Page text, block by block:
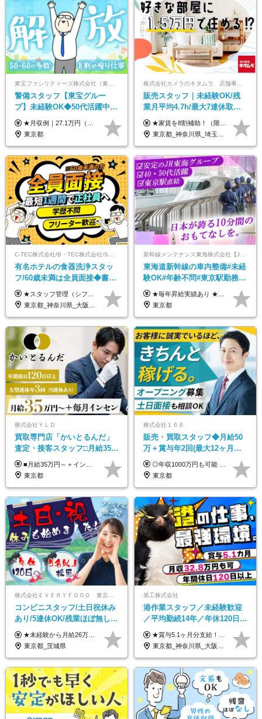
東宝ファシリティーズ株式会社（東宝株式会社100％出資）
警備スタッフ【東宝グルー
プ】未経験OK◆50代活躍中
◆1勤務で2日分休み◆8割が座
り仕事◆賞与年2回
★月収例｜27.1万円（月給+残業代2.4万円+資格手当0.2万円+家族手当0.85万円） ★賞与年2回＆充実した手当あり！ ■月給23万6,500円～＋賞与年2回＋各種手当 ┗月給には職務手当19,500円、調整手当15,000円、住宅手当18,500円、契約社員手当1,500円を含みます ※試用期間4ヶ月(期間中の給与・待遇の差異はありません) ━━━━━━━━━━ 各種手当も充実！ ━━━━━━━━━━ ★家族手当 ★役付手当 ★資格手当 ★年末年始勤務手当 ★交通費支給（月5万円以内／6ヶ月分の定期代を支給） ★残業・深夜残業手当（全額支給） ━━━━━━━━━━ 給与支給日は毎月25日です ━━━━━━━━━━ 例：1月1日付入社の場合 1月25日に基本給+変動しない手当を支給 2月25日に前月分の残業手当など変動する手当を支給
東京都
株式会社カメラのキタムラ 店舗事業部【カメラのキタムラ】
販売スタッフ｜未経験OK/残
業月平均4.7h/最大7連休取得
可/全国募集/家賃8割を会社が
負担/賞与年2回
★家賃を8割補助！（限度額は地域により異なる） ※転勤による引っ越しが発生する場合 ＝＝＝＝＝＝＝＝＝＝＝＝＝＝＝＝＝＝＝＝＝＝＝ 例えば、家賃7.5万円なら6万円は会社で負担。 あなたが支払うのは、たったの1.5万円です！ 年間では自己負担額が約72万ほどお得になります！ ＝＝＝＝＝＝＝＝＝＝＝＝＝＝＝＝＝＝＝＝＝＝＝ 月給22万8,700円～26万3,100円＋賞与年2回（初回の支給は当社規定による）＋残業手当 ＜実際の給与例＞ *24歳:月給23万4,700円＋賞与年2回（初回の支給は当社規定による）＋残業手当＋諸手当 ※上記はあくまで参考月給です。ご経歴・年齢を考慮し、当社規定により決定します ※評価により昇給あり ※残業代は別途支給あり ※試用期間2ヶ月あり（期間中の給与・待遇に差異はありません） 【実在する社員の年収モデル】 年収530万円（30歳） 年収820万円（40歳） 【入社時の想定年収】 330万円～900万円
東京都_神奈川県_埼玉県_千葉県_大阪府_愛知県_北海道_青森県_宮城県_秋田県_山形県_茨城県_群馬県_新潟県_長野県_富山県_静岡県_三重県_兵庫県_京都府_広島県_岡山県_鳥取県_山口県_徳島県_香川県_愛媛県_福岡県_熊本県_佐賀県_長崎県_大分県_宮崎県_鹿児島県
有名ホテルの食器洗浄スタッ
フ/60歳未満は全員面接◆書類
選考なし◆ブランクOK◆月25
万～ ◆40～50代活躍
★スタッフ管理（シフト調整など）の経験があれば【月給28万円以上】 ★賞与支給実績：基本給の2ヶ月分～3ヶ月分 ＝＝ライフスタイルに合わせて働き方を選べます＝＝ ■正社員 ＜未経験者＞月給25万円～35万円＋賞与年2回 ＜経験者＞月給28万円～35万円＋賞与年2回 ※経験やスキルに応じて決定します ※残業代全額支給 ※試用期間（3ヶ月間）中の雇用形態や待遇に差異はありません ※正社員の場合、転勤の可能性あり ■契約社員 月給22万円～＋残業代全額支給 ※契約社員の場合、賞与の支給および転勤の可能性はありません ※勤務時間や勤務日数の希望があればご相談に応じます ※試用期間なし ※契約の更新 有(勤務状況により判断する) 更新上限 有(通算契約期間の上限 1年/更新回数の上限 なし)
東京都_神奈川県_大阪府_愛知県_北海道_京都府_福岡県_沖縄県
東海道新幹線の車内整備#未経
験OK#年齢不問#東京駅勤務
#59歳まで正社員登用可＆登用
実績多数！
★毎年昇給実績あり ★入社3年で430万円も可(正社員登用された場合) ■入社時月収例：25万2840円(1万2040円×21日)＋賞与支給実績有（年2回・2025年度） 日給1万2040円 ※別途「超過勤務手当、祝繁手当、特殊手当」の支給有 ※試用期間中（2ヶ月）の待遇・雇用形態に差異はございません
東京都
株式会社ＹＬＤ
買取専⾨店「かいとるんだ」
査定・接客スタッフ□⽉給35万
円以上＋毎⽉インセン□年休
120日以上□土日休み
■月給35万円～＋インセンティブ＋各種手当 ※固定残業代（月45時間分87,600円～）を含む。超過した場合は別途残業代を支給いたします ※経験・年齢などを考慮の上、決定します ※試用期間3ヶ月あり（待遇に変動なし）
東京都
株式会社１６６
販売・買取スタッフ◆月給50
万＋賞与年2回(最大12ヶ月分
支給)◆前職給与保証◆年収
1000万可◆オープニング
◎年収1000万円も可能 ◎複雑な条件やノルマは一切なし！ 頑張った分だけシンプルに還元される給与体系です。 経験者の方には「前職給与保証」をお約束します！ ■月給50万円～80万円（役職手当を含む） ★平均月収：60～70万円程度 ★「〇件以上で支給」といった複雑な条件やノルマの縛りは一切ありません。 お客様に寄り添い、利益が出た分はしっかりとあなたの給与へ還元します！ ※経験・能力を考慮のうえ決定します。 ※試用期間3ヶ月あり。その間の待遇・給与に差異はありません。 ※上記の金額は固定残業代（20時間/5万円～）含んだ金額です。 超過分は別途記載します。
東京都
株式会社ＥＶＥＲＹＦＯＯＤ 東京本社
コンビニスタッフ/土日祝休み
あり/5連休OK/残業ほぼ無し/
賞与年2回/トイレ掃除・夜勤
無し/面接1回
★未経験から月給26万円スタート！ ★毎年1回（12月）の昇給＋賞与（年2回）で給与にしっかり反映！ 月給26万円＋賞与年2回＋交通費全額支給 ※リーダー・店長昇格後は基本給2万円UP＋役職手当支給 ※経験・スキルを考慮の上、決定します ※上記金額には固定残業代（21時間分・3万7300円以上）を含みます。超過分は別途全額支給します ※試用期間3ヶ月間あり（期間中の給与・待遇に差異はありません）
東京都_茨城県
第工株式会社
港作業スタッフ／未経験歓迎
／平均勤続14年／年休120日以
上／食事手当・家族手当あり
／賞与5.1ヶ月分
★賞与5.1ヶ月分支給！ ★入社3年目・30代で年収730万円の先輩も活躍中！ ★入社1年目・20代で月収29万円の実績あり 月給：22.5万円～30.5万円＋各種手当＋賞与年2回＋残業代全額支給 ※経験・能力などを考慮のうえ決定します ※上記月給には食事手当(5000円／月）を含みます ※残業代は分単位で100％支給いたします ※試用期間3ヶ月。その間の給与・待遇に差異はありません 【月収例】 ◆33.5万円／31歳 入社7か月 ◆38.5万円／32歳 入社1年目 ◆48.4万円／44歳 入社12年目 ※経験・能力などを考慮のうえ決定 ※月収・給与例には休日手当も含みます 【手当詳細】 ◆交通費規定支給（上限3万5000円／月） ◆時間外手当全額支給 ◆休日出勤手当 ◆港湾住宅あり（1R・2万円台～） ◆資格取得支援制度：全額負担 ◆地域手当：関東地区1万円／月
東京都_神奈川県_大阪府_愛知県_兵庫県